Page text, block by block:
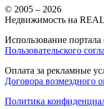
© 2005 – 2026
Недвижимость на
Использование портала
Пользовательского
Оплата за рекламные
Договора возмездного
Политика